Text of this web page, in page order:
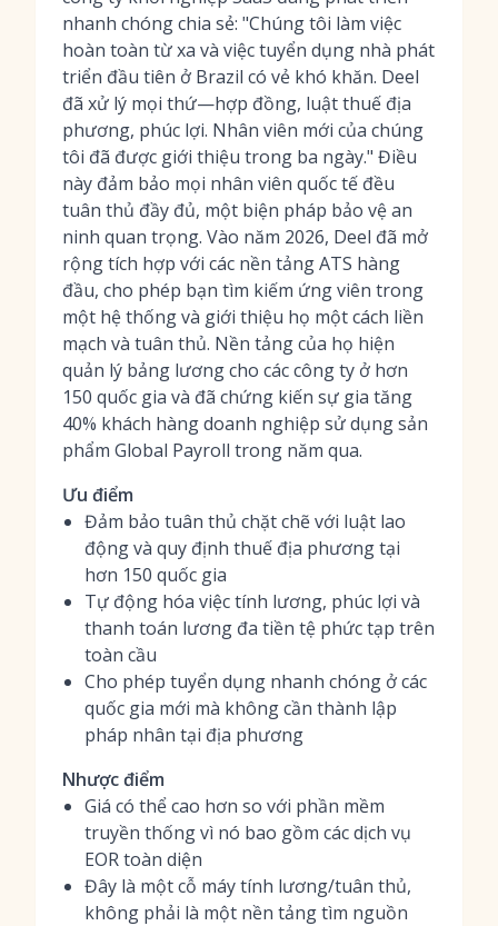
nhanh chóng chia sẻ: "Chúng tôi làm việc
hoàn toàn từ xa và việc tuyển dụng nhà phát
triển đầu tiên ở Brazil có vẻ khó khăn. Deel
đã xử lý mọi thứ—hợp đồng, luật thuế địa
phương, phúc lợi. Nhân viên mới của chúng
tôi đã được giới thiệu trong ba ngày." Điều
này đảm bảo mọi nhân viên quốc tế đều
tuân thủ đầy đủ, một biện pháp bảo vệ an
ninh quan trọng. Vào năm 2026, Deel đã mở
rộng tích hợp với các nền tảng ATS hàng
đầu, cho phép bạn tìm kiếm ứng viên trong
một hệ thống và giới thiệu họ một cách liền
mạch và tuân thủ. Nền tảng của họ hiện
quản lý bảng lương cho các công ty ở hơn
150 quốc gia và đã chứng kiến sự gia tăng
40% khách hàng doanh nghiệp sử dụng sản
phẩm Global Payroll trong năm qua.
Ưu điểm
Đảm bảo tuân thủ chặt chẽ với luật lao
động và quy định thuế địa phương tại
hơn 150 quốc gia
Tự động hóa việc tính lương, phúc lợi và
thanh toán lương đa tiền tệ phức tạp trên
toàn cầu
Cho phép tuyển dụng nhanh chóng ở các
quốc gia mới mà không cần thành lập
pháp nhân tại địa phương
Nhược điểm
Giá có thể cao hơn so với phần mềm
truyền thống vì nó bao gồm các dịch vụ
EOR toàn diện
Đây là một cỗ máy tính lương/tuân thủ,
không phải là một nền tảng tìm nguồn